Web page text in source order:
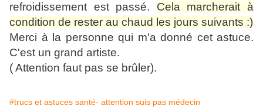
refroidissement est passé. Cela marcherait à
condition de rester au chaud les jours suivants :)
Merci à la personne qui m'a donné cet astuce.
C'est un grand artiste.
( Attention faut pas se brûler).
#trucs et astuces santé- attention suis pas médecin